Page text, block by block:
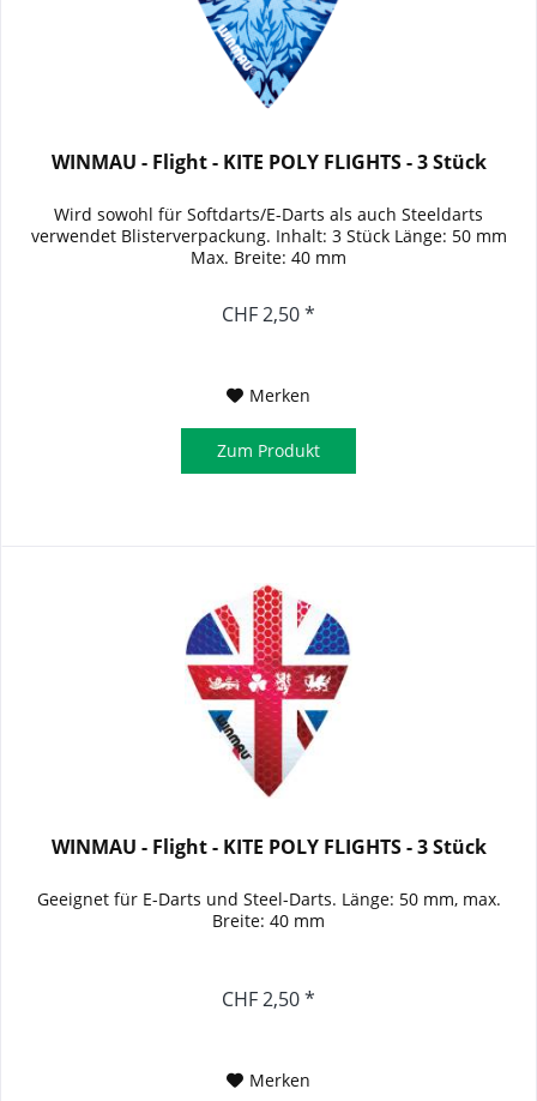
WINMAU - Flight - KITE POLY FLIGHTS - 3 Stück
Wird sowohl für Softdarts/E-Darts als auch Steeldarts
verwendet Blisterverpackung. Inhalt: 3 Stück Länge: 50 mm
Max. Breite: 40 mm
CHF 2,50 *
Merken
Zum Produkt
WINMAU - Flight - KITE POLY FLIGHTS - 3 Stück
Geeignet für E-Darts und Steel-Darts. Länge: 50 mm, max.
Breite: 40 mm
CHF 2,50 *
Merken